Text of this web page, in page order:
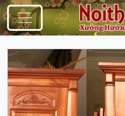
Điều Hướng